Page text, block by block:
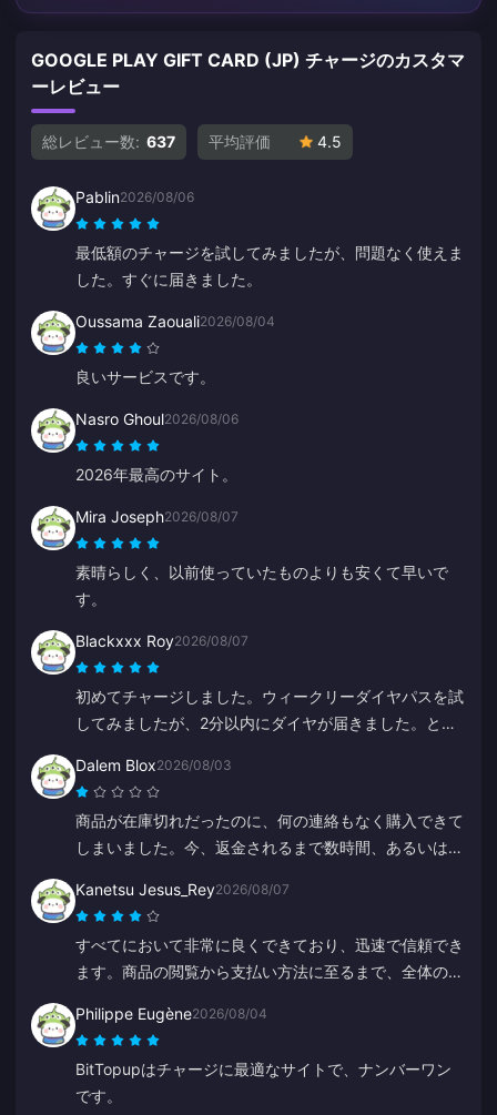
GOOGLE PLAY GIFT CARD (JP) チャージのカスタマ
ーレビュー
総レビュー数: 637 平均評価 4.5
Pablin2026/08/06
最低額のチャージを試してみましたが、問題なく使えま
した。すぐに届きました。
Oussama Zaouali2026/08/04
良いサービスです。
Nasro Ghoul2026/08/06
2026年最高のサイト。
Mira Joseph2026/08/07
素晴らしく、以前使っていたものよりも安くて早いで
す。
Blackxxx Roy2026/08/07
初めてチャージしました。ウィークリーダイヤパスを試
してみましたが、2分以内にダイヤが届きました。とて
Dalem Blox2026/08/03
商品が在庫切れだったのに、何の連絡もなく購入できて
しまいました。今、返金されるまで数時間、あるいは数
Kanetsu Jesus_Rey2026/08/07
すべてにおいて非常に良くできており、迅速で信頼でき
ます。商品の閲覧から支払い方法に至るまで、全体のレ
げるようになっています。
Philippe Eugène2026/08/04
BitTopupはチャージに最適なサイトで、ナンバーワン
です。